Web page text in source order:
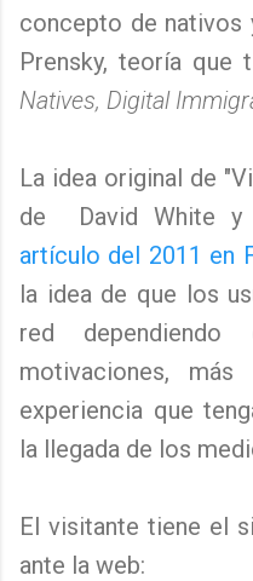
concepto de nativos
Prensky, teoría que
Natives, Digital
La idea original de
de David White y
artículo del 2011 en
la idea de que los
red
motivaciones,
experiencia que
la llegada de los
El visitante tiene el
ante la web: